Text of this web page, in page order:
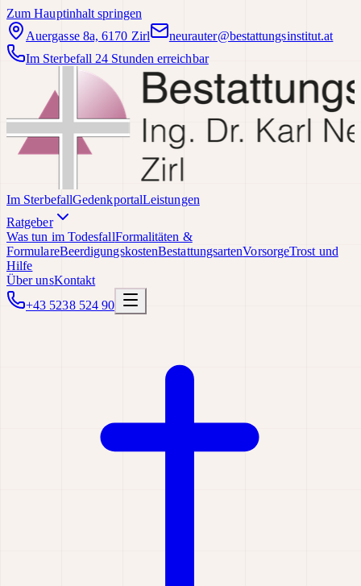
Zum Hauptinhalt springen
Auergasse 8a, 6170 Zirl
neurauter@bestattungsinstitut.at
Im Sterbefall 24 Stunden erreichbar
Im SterbefallGedenkportalLeistungen
Ratgeber
Was tun im TodesfallFormalitäten &
FormulareBeerdigungskostenBestattungsartenVorsorgeTrost und
Hilfe
Über unsKontakt
+43 5238 524 90